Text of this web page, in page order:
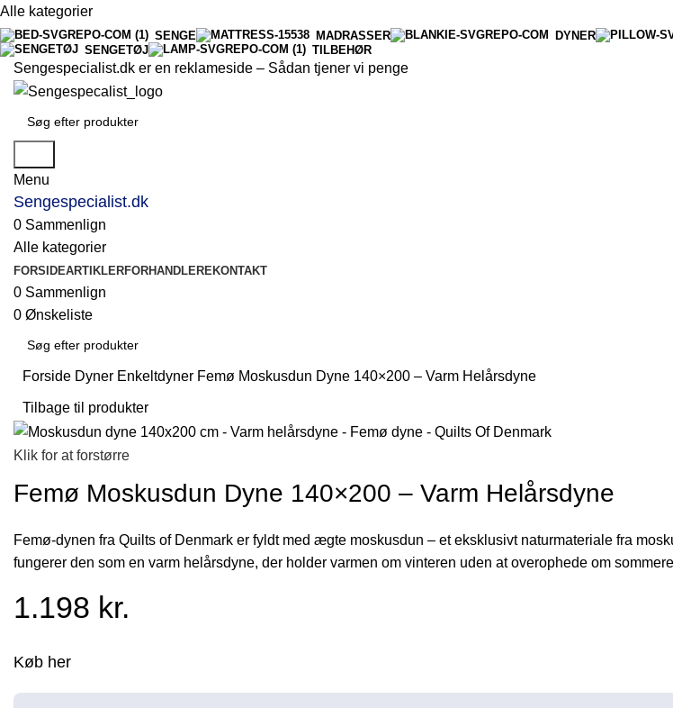
Alle kategorier
SENGE MADRASSER DYNER
SENGETØJ
TILBEHØR
Sengespecialist.dk er en reklameside – Sådan tjener vi penge
Menu
Sengespecialist.dk
0 Sammenlign
Alle kategorier
FORSIDEARTIKLERFORHANDLEREKONTAKT
0 Sammenlign
0 Ønskeliste
Søg
Forside Dyner Enkeltdyner Femø Moskusdun Dyne 140×200 – Varm Helårsdyne
Tilbage til produkter
Klik for at forstørre
Femø Moskusdun Dyne 140×200 – Varm Helårsdyne
Femø-dynen fra Quilts of Denmark er fyldt med ægte moskusdun – et eksklusivt naturmateriale fra
fungerer den som en varm helårsdyne, der holder varmen om vinteren uden at overophede om
1.198 kr.
Køb her